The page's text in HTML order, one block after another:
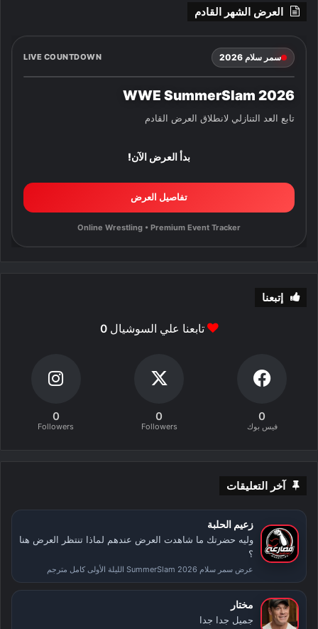
العرض الشهر القادم
سمر سلام 2026 LIVE COUNTDOWN
WWE SummerSlam 2026
تابع العد التنازلي لانطلاق العرض القادم
بدأ العرض الآن!
تفاصيل العرض
Online Wrestling • Premium Event Tracker
إتبعنا
تابعنا علي السوشيال0
0
فيس بوك
0
Followers
0
Followers
آخر التعليقات
زعيم الحلبة
وليه حضرتك ما شاهدت العرض عندهم لماذا تنتظر العرض هنا
؟
عرض سمر سلام SummerSlam 2026 الليلة الأولى كامل مترجم
مختار
جميل جدا جدا